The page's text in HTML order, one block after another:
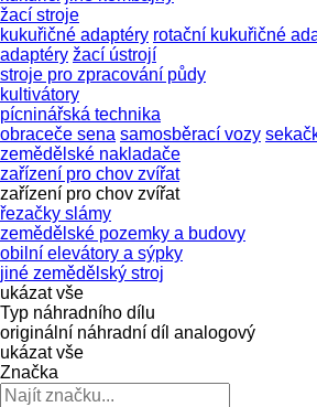
žací stroje
kukuřičné adaptéry rotační kukuřičné
adaptéry žací ústrojí
stroje pro zpracování půdy
kultivátory
pícninářská technika
obraceče sena samosběrací vozy
zemědělské nakladače
zařízení pro chov zvířat
zařízení pro chov zvířat
řezačky slámy
zemědělské pozemky a budovy
obilní elevátory a sýpky
jiné zemědělský stroj
ukázat vše
Typ náhradního dílu
originální náhradní díl analogový
ukázat vše
Značka